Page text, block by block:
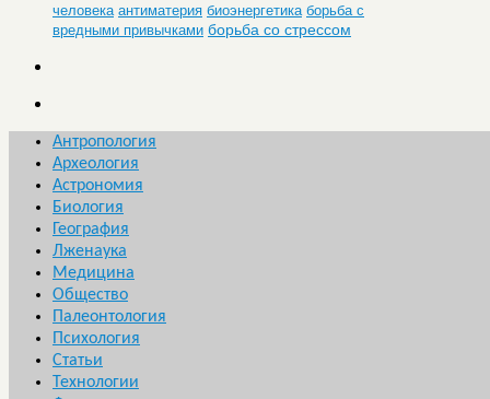
человека антиматерия биоэнергетика борьба с
вредными привычками борьба со стрессом
Антропология
Археология
Астрономия
Биология
География
Лженаука
Медицина
Общество
Палеонтология
Психология
Статьи
Технологии